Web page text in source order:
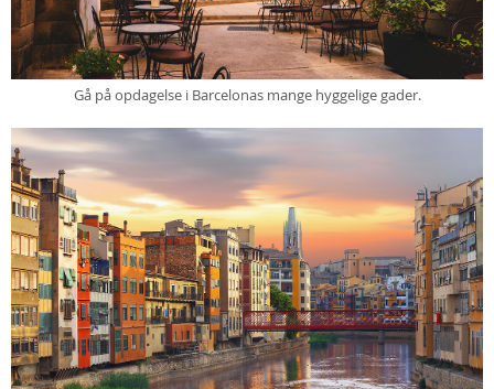
Gå på opdagelse i Barcelonas mange hyggelige gader.